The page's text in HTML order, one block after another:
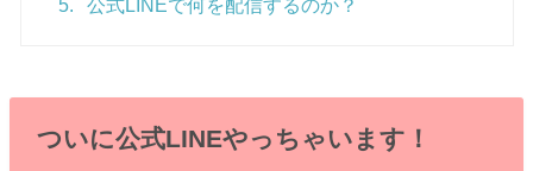
5. 公式LINEで何を配信するのか？
ついに公式LINEやっちゃいます！